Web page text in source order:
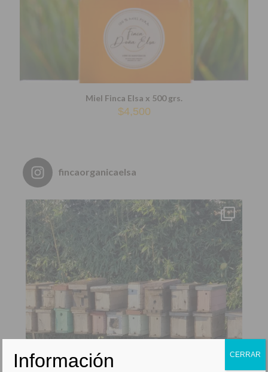
Miel Finca Elsa x 500 grs.
$4,500
fincaorganicaelsa
Información CERRAR